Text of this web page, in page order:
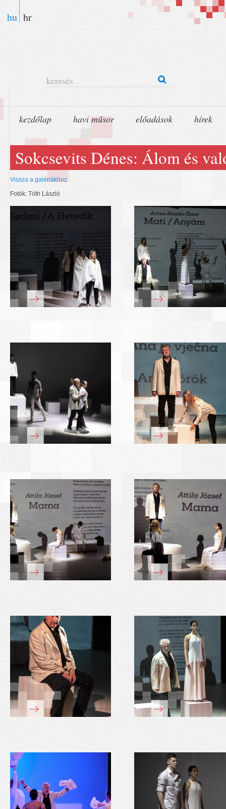
hu hr
keresés
kezdőlap havi műsor előadások hírek
Sokcsevits Dénes: Álom és
Vissza a galériákhoz
Fotók: Tóth László